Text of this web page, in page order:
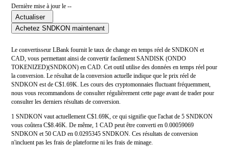
Dernière mise à jour le --
Actualiser
Achetez SNDKON maintenant
Le convertisseur LBank fournit le taux de change en temps réel de SNDKON et
CAD, vous permettant ainsi de convertir facilement SANDISK (ONDO
TOKENIZED)(SNDKON) en CAD. Cet outil utilise des données en temps réel pour
la conversion. Le résultat de la conversion actuelle indique que le prix réel de
SNDKON est de C$1.69K. Les cours des cryptomonnaies fluctuant fréquemment,
nous vous recommandons de consulter régulièrement cette page avant de trader pour
consulter les derniers résultats de conversion.
1 SNDKON vaut actuellement C$1.69K, ce qui signifie que l'achat de 5 SNDKON
vous coûtera C$8.46K. De même, 1 CAD peut être converti en 0.00059069
SNDKON et 50 CAD en 0.0295345 SNDKON. Ces résultats de conversion
n'incluent pas les frais de plateforme ni les frais de minage.